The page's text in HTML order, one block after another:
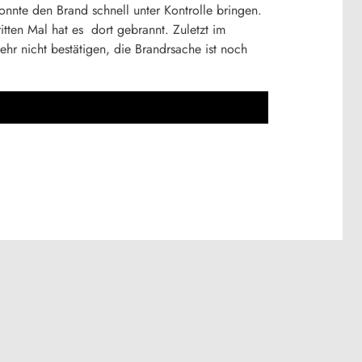
den Brand schnell unter Kontrolle bringen.
Mal hat es dort gebrannt. Zuletzt im
nicht bestätigen, die Brandrsache ist noch